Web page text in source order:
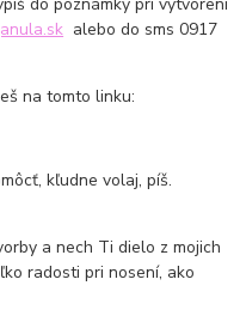
alebo do sms 0917
na tomto linku:
kľudne volaj, píš.
a nech Ti dielo z mojich
radosti pri nosení, ako